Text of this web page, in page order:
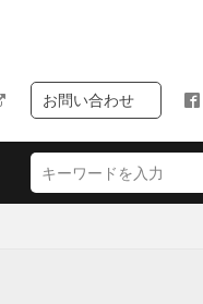
お問い合わせ